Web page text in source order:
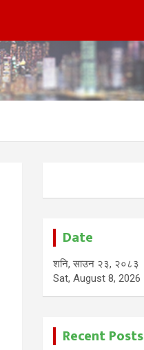
Date
शनि, साउन २३, २०८३
Sat, August 8, 2026
Recent Posts